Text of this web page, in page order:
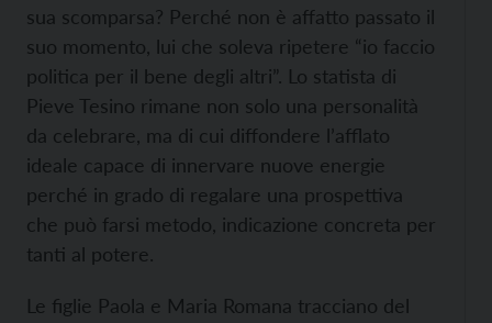
sua scomparsa? Perché non è affatto passato il
suo momento, lui che soleva ripetere “io faccio
politica per il bene degli altri”. Lo statista di
Pieve Tesino rimane non solo una personalità
da celebrare, ma di cui diffondere l’afflato
ideale capace di innervare nuove energie
perché in grado di regalare una prospettiva
che può farsi metodo, indicazione concreta per
tanti al potere.
Le figlie Paola e Maria Romana tracciano del